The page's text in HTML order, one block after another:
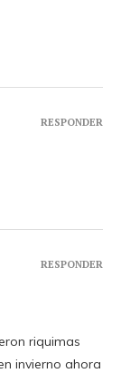
RESPONDER
riquimas
invierno ahora
RESPONDER